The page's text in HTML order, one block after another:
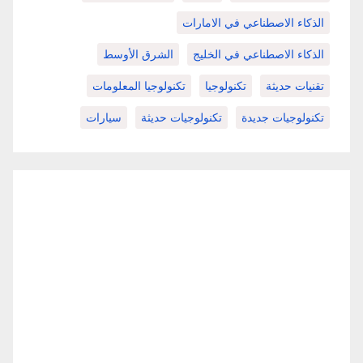
الذكاء الاصطناعي في الامارات
الذكاء الاصطناعي في الخليج الشرق الأوسط
تقنيات حديثة تكنولوجيا تكنولوجيا المعلومات
تكنولوجيات جديدة تكنولوجيات حديثة سيارات